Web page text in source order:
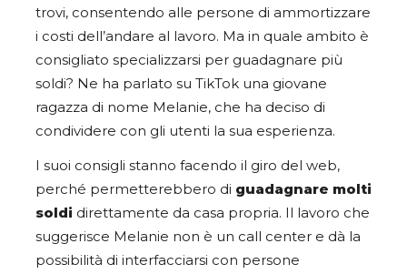
trovi, consentendo alle persone di ammortizzare
i costi dell’andare al lavoro. Ma in quale ambito è
consigliato specializzarsi per guadagnare più
soldi? Ne ha parlato su TikTok una giovane
ragazza di nome Melanie, che ha deciso di
condividere con gli utenti la sua esperienza.
I suoi consigli stanno facendo il giro del web,
perché permetterebbero di guadagnare molti
soldi direttamente da casa propria. Il lavoro che
suggerisce Melanie non è un call center e dà la
possibilità di interfacciarsi con persone